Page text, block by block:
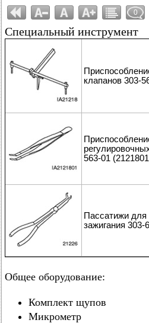
0
Специальный инструмент
клапанов 303-
563-01
Пассатижи для
зажигания 303-
Общее оборудование:
Комплект щупов
Микрометр